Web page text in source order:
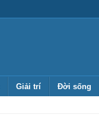
Giải trí Đời sống